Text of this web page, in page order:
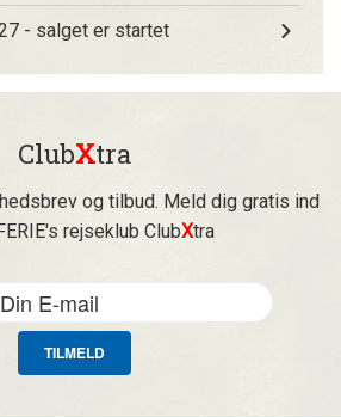
- salget er startet
ClubXtra
og tilbud. Meld dig gratis ind
rejseklub ClubXtra
TILMELD